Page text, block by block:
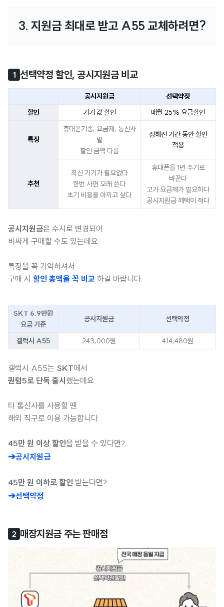
3. 지원금 최대로 받고 A55 교체하려면?
1 선택약정 할인, 공시지원금 비교
공시지원금
선택약정
할인
기기 값 할인 매월 25% 요금할인
특징
휴대폰기종, 요금제, 통신사
별
할인 금액 다름
정해진 기간 동안 할인
적용
추천
최신 기기가 필요없다
한번 사면 오래 쓴다
초기 비용을 아끼고 싶다
휴대폰을 1년 주기로
바꾼다
고가 요금제가 필요하다
공시지원금 헤택이 적다
공시지원금은 수시로 변경되어
비싸게 구매할 수도 있는데요.
특징을 꼭 기억하셔서
구매 시 할인 총액을 꼭 비교 하길 바랍니다.
SKT 6.9만원
요금 기준
공시지원금 선택약정
갤럭시 A55 243,000원 414,480원
갤럭시 A55는 SKT에서
퀀텀5로 단독 출시 했는데요.
타 통신사를 사용할 땐
해외 직구로 이용 가능합니다.
45만 원 이상 할인을 받을 수 있다면?
➔공시지원금
45만 원 이하로 할인 받는다면?
➔선택약정
2 매장지원금 주는 판매점